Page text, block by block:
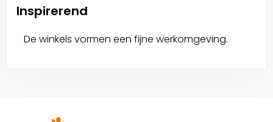
Inspirerend
De winkels vormen een fijne werkomgeving.